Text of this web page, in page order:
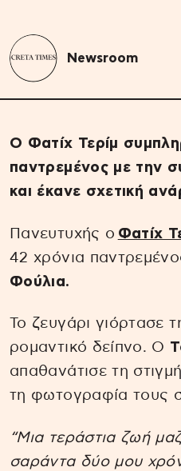
Newsroom
Ο Φατίχ Τερίμ
παντρεμένος με την
και έκανε σχετική
Πανευτυχής ο Φατίχ
42 χρόνια
Φούλια.
Το ζευγάρι γιόρτασε
ρομαντικό δείπνο. Ο
απαθανάτισε τη
τη φωτογραφία τους
“Μια τεράστια ζωή
σαράντα δύο μου